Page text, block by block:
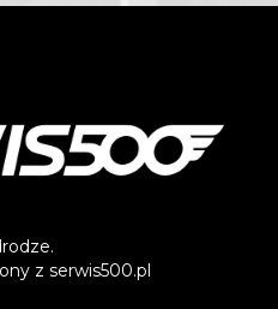
z serwis500.pl